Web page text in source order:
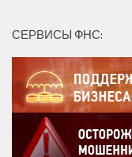
СЕРВИСЫ ФНС: